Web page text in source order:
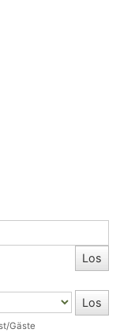
Gäste